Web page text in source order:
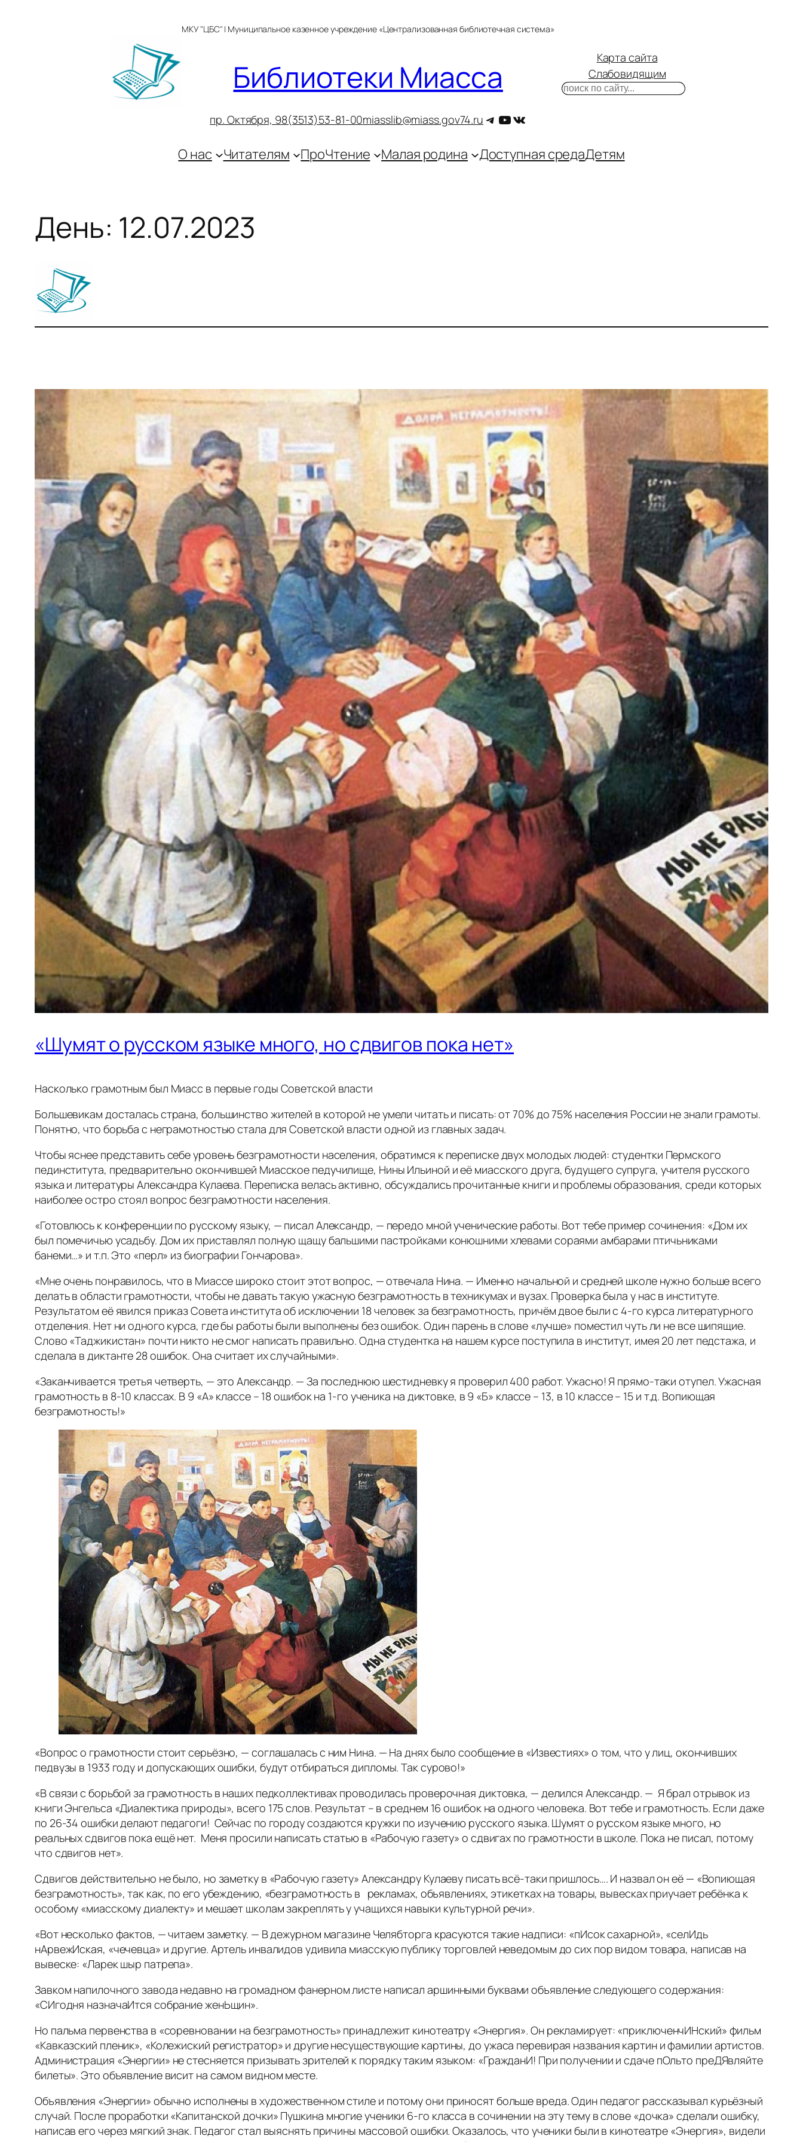
МКУ "ЦБС" | Муниципальное казенное учреждение «Централизованная библиотечная система»
Библиотеки Миасса
пр. Октября, 98(3513)53-81-00miasslib@miass.gov74.ru Telegram
YouTube
ВКонтакте
Карта сайта
Слабовидящим
Поиск
О нас Читателям ПроЧтение Малая родина Доступная средаДетям
День: 12.07.2023
«Шумят о русском языке много, но сдвигов пока нет»
Насколько грамотным был Миасс в первые годы Советской власти
Большевикам досталась страна, большинство жителей в которой не умели читать и писать: от 70% до 75% населения России не знали грамоты.
Понятно, что борьба с неграмотностью стала для Советской власти одной из главных задач.
Чтобы яснее представить себе уровень безграмотности населения, обратимся к переписке двух молодых людей: студентки Пермского
пединститута, предварительно окончившей Миасское педучилище, Нины Ильиной и её миасского друга, будущего супруга, учителя русского
языка и литературы Александра Кулаева. Переписка велась активно, обсуждались прочитанные книги и проблемы образования, среди которых
наиболее остро стоял вопрос безграмотности населения.
«Готовлюсь к конференции по русскому языку, — писал Александр, — передо мной ученические работы. Вот тебе пример сочинения: «Дом их
был помечичью усадьбу. Дом их приставлял полную щащу бальшими пастройками конюшними хлевами сораями амбарами птичьниками
банеми…» и т.п. Это «перл» из биографии Гончарова».
«Мне очень понравилось, что в Миассе широко стоит этот вопрос, — отвечала Нина. — Именно начальной и средней школе нужно больше всего
делать в области грамотности, чтобы не давать такую ужасную безграмотность в техникумах и вузах. Проверка была у нас в институте.
Результатом её явился приказ Совета института об исключении 18 человек за безграмотность, причём двое были с 4-го курса литературного
отделения. Нет ни одного курса, где бы работы были выполнены без ошибок. Один парень в слове «лучше» поместил чуть ли не все шипящие.
Слово «Таджикистан» почти никто не смог написать правильно. Одна студентка на нашем курсе поступила в институт, имея 20 лет педстажа, и
сделала в диктанте 28 ошибок. Она считает их случайными».
«Заканчивается третья четверть, — это Александр. — За последнюю шестидневку я проверил 400 работ. Ужасно! Я прямо-таки отупел. Ужасная
грамотность в 8-10 классах. В 9 «А» классе – 18 ошибок на 1-го ученика на диктовке, в 9 «Б» классе – 13, в 10 классе – 15 и т.д. Вопиющая
безграмотность!»
«Вопрос о грамотности стоит серьёзно, — соглашалась с ним Нина. — На днях было сообщение в «Известиях» о том, что у лиц, окончивших
педвузы в 1933 году и допускающих ошибки, будут отбираться дипломы. Так сурово!»
«В связи с борьбой за грамотность в наших педколлективах проводилась проверочная диктовка, — делился Александр. — Я брал отрывок из
книги Энгельса «Диалектика природы», всего 175 слов. Результат – в среднем 16 ошибок на одного человека. Вот тебе и грамотность. Если даже
по 26-34 ошибки делают педагоги! Сейчас по городу создаются кружки по изучению русского языка. Шумят о русском языке много, но
реальных сдвигов пока ещё нет. Меня просили написать статью в «Рабочую газету» о сдвигах по грамотности в школе. Пока не писал, потому
что сдвигов нет».
Сдвигов действительно не было, но заметку в «Рабочую газету» Александру Кулаеву писать всё-таки пришлось…. И назвал он её — «Вопиющая
безграмотность», так как, по его убеждению, «безграмотность в рекламах, объявлениях, этикетках на товары, вывесках приучает ребёнка к
особому «миасскому диалекту» и мешает школам закреплять у учащихся навыки культурной речи».
«Вот несколько фактов, — читаем заметку. — В дежурном магазине Челябторга красуются такие надписи: «пИсок сахарной», «селИдь
нАрвежИская, «чечевца» и другие. Артель инвалидов удивила миасскую публику торговлей неведомым до сих пор видом товара, написав на
вывеске: «Ларек шыр патрепа».
Завком напилочного завода недавно на громадном фанерном листе написал аршинными буквами объявление следующего содержания:
«СИгодня назначаИтся собрание женЬщин».
Но пальма первенства в «соревновании на безграмотность» принадлежит кинотеатру «Энергия». Он рекламирует: «приключенчИНский» фильм
«Кавказский пленик», «Колежиский регистратор» и другие несуществующие картины, до ужаса перевирая названия картин и фамилии артистов.
Администрация «Энергии» не стесняется призывать зрителей к порядку таким языком: «ГражданИ! При получении и сдаче пОльто преДЯвляйте
билеты». Это объявление висит на самом видном месте.
Объявления «Энергии» обычно исполнены в художественном стиле и потому они приносят больше вреда. Один педагог рассказывал курьёзный
случай. После проработки «Капитанской дочки» Пушкина многие ученики 6-го класса в сочинении на эту тему в слове «дочка» сделали ошибку,
написав его через мягкий знак. Педагог стал выяснять причины массовой ошибки. Оказалось, что ученики были в кинотеатре «Энергия», видели